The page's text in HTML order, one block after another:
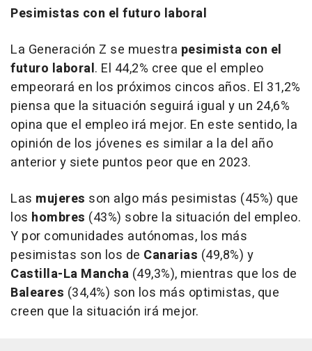
Pesimistas con el futuro laboral
La Generación Z se muestra pesimista con el
futuro laboral. El 44,2% cree que el empleo
empeorará en los próximos cincos años. El 31,2%
piensa que la situación seguirá igual y un 24,6%
opina que el empleo irá mejor. En este sentido, la
opinión de los jóvenes es similar a la del año
anterior y siete puntos peor que en 2023.
Las mujeres son algo más pesimistas (45%) que
los hombres (43%) sobre la situación del empleo.
Y por comunidades autónomas, los más
pesimistas son los de Canarias (49,8%) y
Castilla-La Mancha (49,3%), mientras que los de
Baleares (34,4%) son los más optimistas, que
creen que la situación irá mejor.